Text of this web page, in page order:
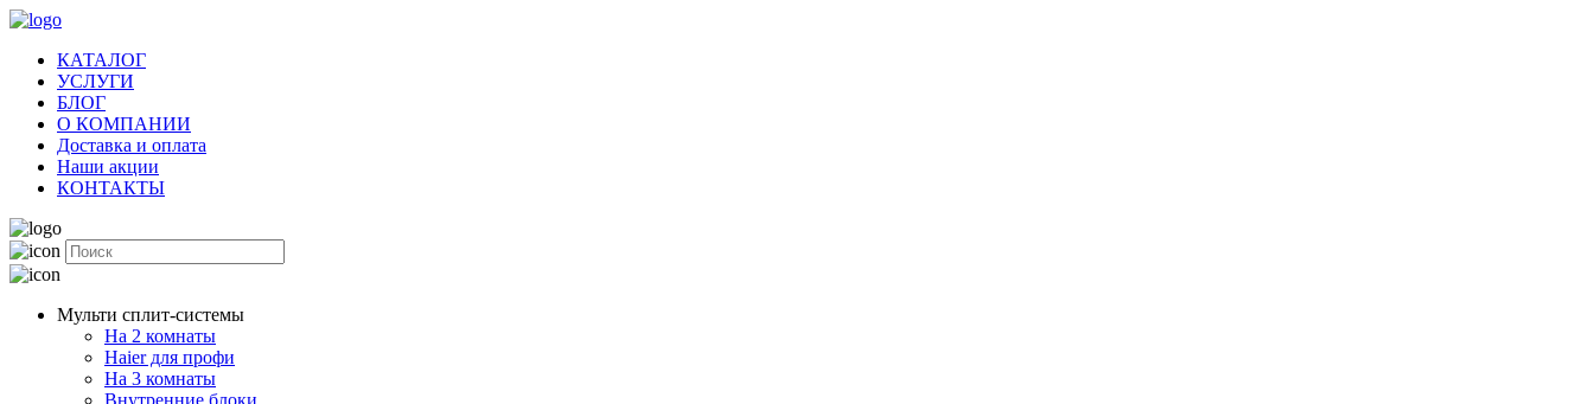
КАТАЛОГ
УСЛУГИ
БЛОГ
О КОМПАНИИ
Доставка и оплата
Наши акции
КОНТАКТЫ
Мульти сплит-системы
На 2 комнаты
Haier для профи
На 3 комнаты
Внутренние блоки